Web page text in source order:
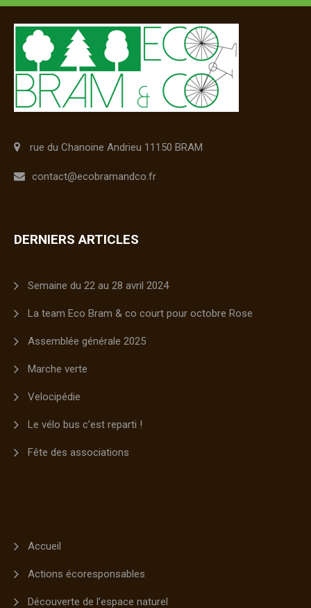
rue du Chanoine Andrieu 11150 BRAM
contact@ecobramandco.fr
DERNIERS ARTICLES
Semaine du 22 au 28 avril 2024
La team Eco Bram & co court pour octobre Rose
Assemblée générale 2025
Marche verte
Velocipédie
Le vélo bus c’est reparti !
Fête des associations
Accueil
Actions écoresponsables
Découverte de l’espace naturel